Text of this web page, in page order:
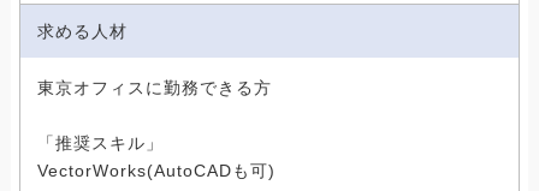
求める人材
東京オフィスに勤務できる方
「推奨スキル」
VectorWorks(AutoCADも可)